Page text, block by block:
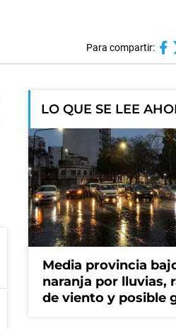
Para compartir:
LO QUE SE LEE
Media provincia
naranja por lluvias,
de viento y posible